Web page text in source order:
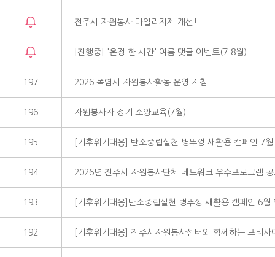
전주시 자원봉사 마일리지제 개선!
[진행중] '온정 한 시간' 여름 댓글 이벤트(7-8월)
197 2026 폭염시 자원봉사활동 운영 지침
196 자원봉사자 정기 소양교육(7월)
195 [기후위기대응] 탄소중립실천 병뚜껑 새활용 캠페인 7
194 2026년 전주시 자원봉사단체 네트워크 우수프로그램
193 [기후위기대응]탄소중립실천 병뚜껑 새활용 캠페인 6월
192 [기후위기대응] 전주시자원봉사센터와 함께하는 프리